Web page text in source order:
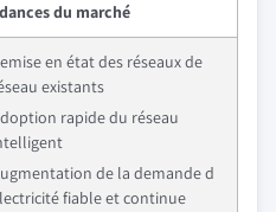
du marché
en état des réseaux de
existants
rapide du réseau
de la demande d
fiable et continue